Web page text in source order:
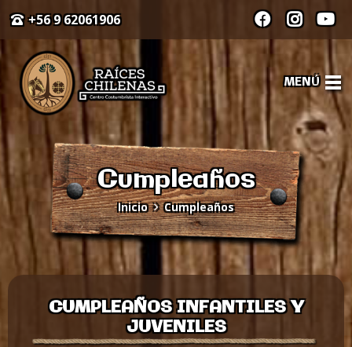
+56 9 62061906
MENÚ
Cumpleaños
Inicio Cumpleaños
CUMPLEAÑOS INFANTILES Y
JUVENILES